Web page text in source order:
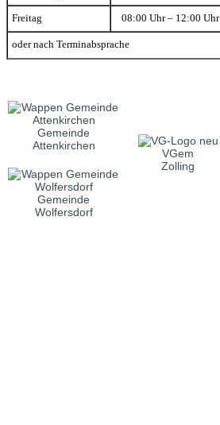
Freitag 08:00 Uhr – 12:00 Uhr
oder nach Terminabsprache
Gemeinde
Attenkirchen
VGem
Zolling
Gemeinde
Wolfersdorf